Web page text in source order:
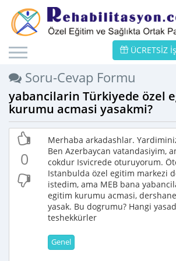
ÜCRETSİZ
Soru-Cevap Formu
yabancilarin Türkiyede özel
kurumu acmasi yasakmi?
0
Merhaba arkadashlar.
Ben Azerbaycan vatandasiyim,
cokdur Isvicrede oturuyorum.
Istanbulda özel egitim markezi
istedim, ama MEB bana
egitim kurumu acmasi,
yasak. Bu dogrumu? Hangi
teshekkürler
Genel